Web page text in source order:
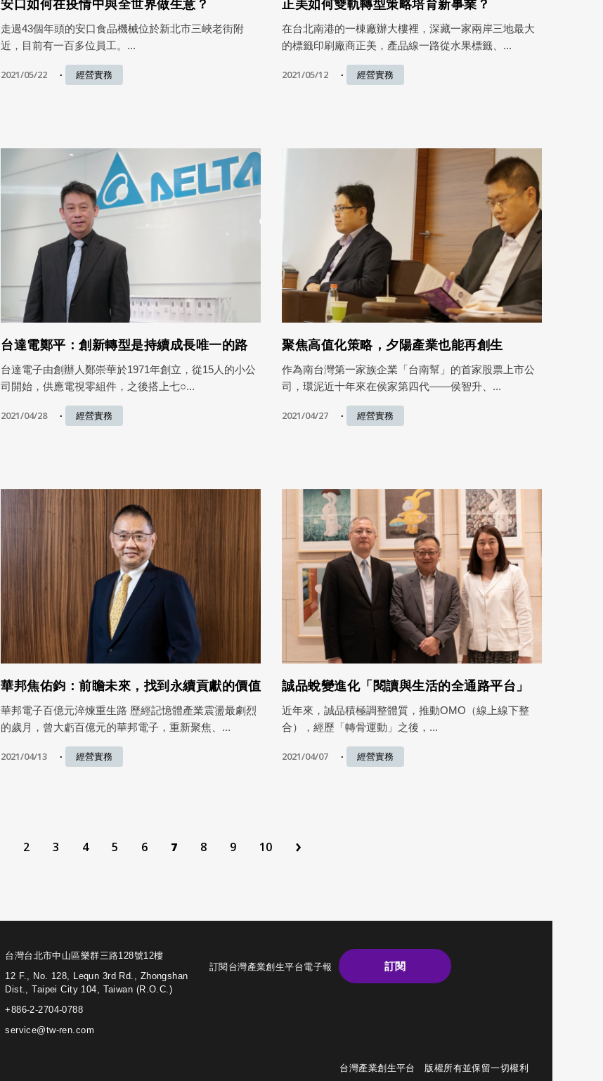
安口如何在疫情中與全世界做生意？
走過43個年頭的安口食品機械位於新北市三峽老街附
近，目前有一百多位員工。...
2021/05/22 經營實務
正美如何雙軌轉型策略培育新事業？
在台北南港的一棟廠辦大樓裡，深藏一家兩岸三地最大
的標籤印刷廠商正美，產品線一路從水果標籤、...
2021/05/12 經營實務
台達電鄭平：創新轉型是持續成長唯一的路
台達電子由創辦人鄭崇華於1971年創立，從15人的小公
司開始，供應電視零組件，之後搭上七○...
2021/04/28 經營實務
聚焦高值化策略，夕陽產業也能再創生
作為南台灣第一家族企業「台南幫」的首家股票上市公
司，環泥近十年來在侯家第四代——侯智升、...
2021/04/27 經營實務
華邦焦佑鈞：前瞻未來，找到永續貢獻的價值
華邦電子百億元淬煉重生路 歷經記憶體產業震盪最劇烈
的歲月，曾大虧百億元的華邦電子，重新聚焦、...
2021/04/13 經營實務
誠品蛻變進化「閱讀與生活的全通路平台」
近年來，誠品積極調整體質，推動OMO（線上線下整
合），經歷「轉骨運動」之後，...
2021/04/07 經營實務
2 3 4 5 6 7 8 9 10 ›
台灣台北市中山區樂群三路128號12樓
12 F., No. 128, Lequn 3rd Rd., Zhongshan
Dist., Taipei City 104, Taiwan (R.O.C.)
+886-2-2704-0788
service@tw-ren.com
訂閱台灣產業創生平台電子報 訂閱
台灣產業創生平台 版權所有並保留一切權利